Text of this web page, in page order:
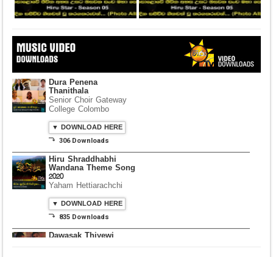
Dura Penena
Thanithala
Senior Choir Gateway
College Colombo
▼ DOWNLOAD HERE
⤵ 306 Downloads
Hiru Shraddhabhi
Wandana Theme Song
2020
Yaham Hettiarachchi
▼ DOWNLOAD HERE
⤵ 835 Downloads
Dawasak Thiyewi